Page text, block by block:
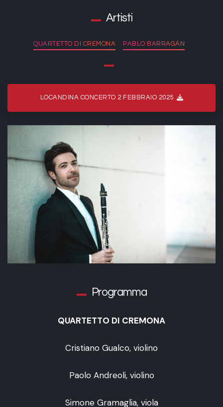
Artisti
QUARTETTO DI CREMONA PABLO BARRAGÁN
LOCANDINA CONCERTO 2 FEBBRAIO 2025
Programma
QUARTETTO DI CREMONA
Cristiano Gualco, violino
Paolo Andreoli, violino
Simone Gramaglia, viola